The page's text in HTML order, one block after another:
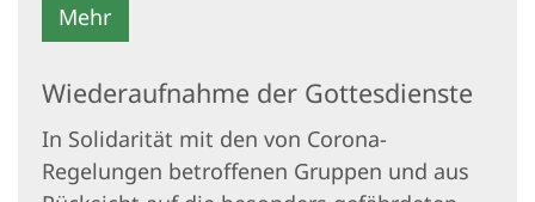
Mehr
Wiederaufnahme der Gottesdienste
In Solidarität mit den von Corona-
Regelungen betroffenen Gruppen und aus